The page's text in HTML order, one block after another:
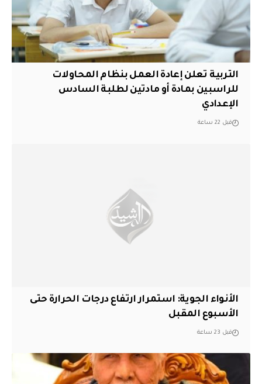
التربية تعلن إعادة العمل بنظام المحاولات
للراسبين بمادة أو مادتين لطلبة السادس
الإعدادي
قبل 22 ساعة
الأنواء الجوية: استمرار ارتفاع درجات الحرارة حتى
الأسبوع المقبل
قبل 23 ساعة